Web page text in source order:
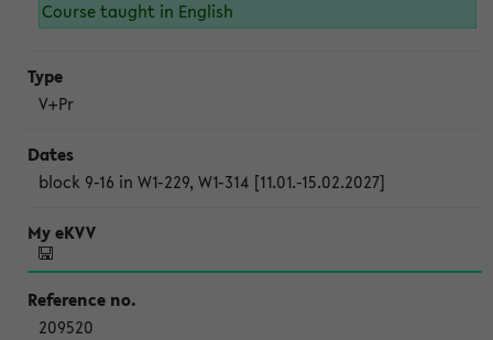
Course taught in English
V+Pr
block 9-16 in W1-229, W1-314 [11.01.-15.02.2027]
209520